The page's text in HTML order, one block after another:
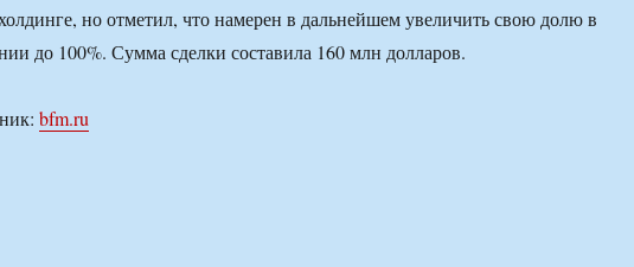
но отметил, что намерен в дальнейшем увеличить свою долю в
до 100%. Сумма сделки составила 160 млн долларов.
bfm.ru